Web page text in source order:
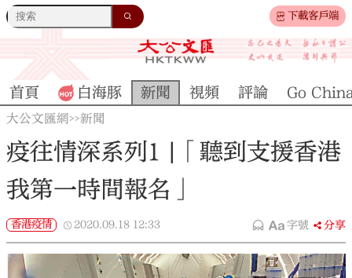
下載客戶端
首頁 白海豚 新聞 視頻 評論 Go
大公文匯網>>新聞
疫往情深系列1 |「聽到支援香港
我第一時間報名」
香港疫情 2020.09.18 12:33 字號 分享